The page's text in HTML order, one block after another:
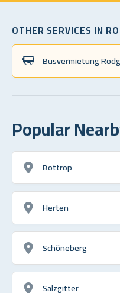
OTHER SERVICES IN
Busvermietung
Popular
Bottrop
Herten
Schöneberg
Salzgitter